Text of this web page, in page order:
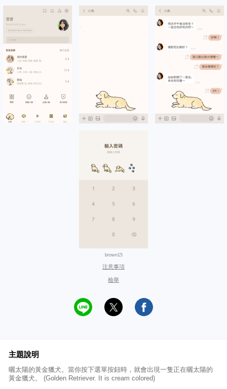
brown15
注意事項
檢舉
主題說明
曬太陽的黃金獵犬。當你按下選單按鈕時，就會出現一隻正在曬太陽的
黃金獵犬。 (Golden Retriever. It is cream colored)